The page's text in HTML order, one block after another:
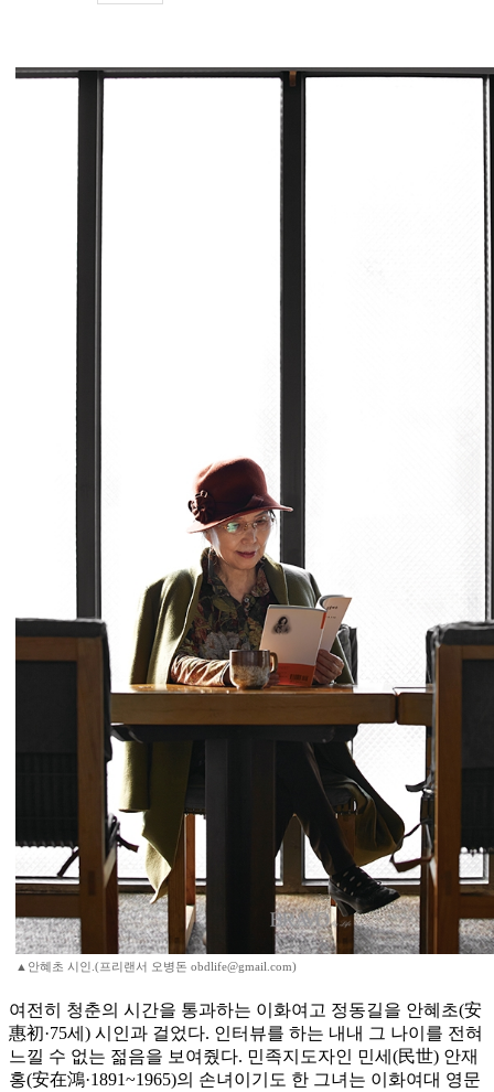
▲안혜초 시인.(프리랜서 오병돈 obdlife@gmail.com)
여전히 청춘의 시간을 통과하는 이화여고 정동길을 안혜초(安
惠初·75세) 시인과 걸었다. 인터뷰를 하는 내내 그 나이를 전혀
느낄 수 없는 젊음을 보여줬다. 민족지도자인 민세(民世) 안재
홍(安在鴻·1891~1965)의 손녀이기도 한 그녀는 이화여대 영문